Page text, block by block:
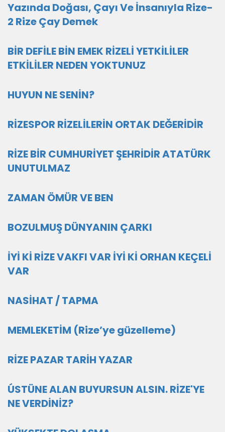
Yazında Doğası, Çayı Ve İnsanıyla Rize-
2 Rize Çay Demek
BİR DEFİLE BİN EMEK RİZELİ YETKİLİLER
ETKİLİLER NEDEN YOKTUNUZ
HUYUN NE SENİN?
RİZESPOR RİZELİLERİN ORTAK DEĞERİDİR
RİZE BİR CUMHURİYET ŞEHRİDİR ATATÜRK
UNUTULMAZ
ZAMAN ÖMÜR VE BEN
BOZULMUŞ DÜNYANIN ÇARKI
İYİ Kİ RİZE VAKFI VAR İYİ Kİ ORHAN KEÇELİ
VAR
NASİHAT / TAPMA
MEMLEKETİM (Rize’ye güzelleme)
RİZE PAZAR TARİH YAZAR
ÚSTÜNE ALAN BUYURSUN ALSIN. RİZE'YE
NE VERDİNİZ?